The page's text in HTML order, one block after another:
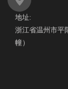
地址:
浙江省温州市平
幢）